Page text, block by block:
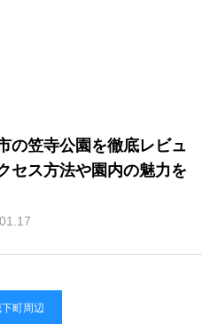
の笠寺公園を徹底レビュ
セス方法や園内の魅力を
町周辺